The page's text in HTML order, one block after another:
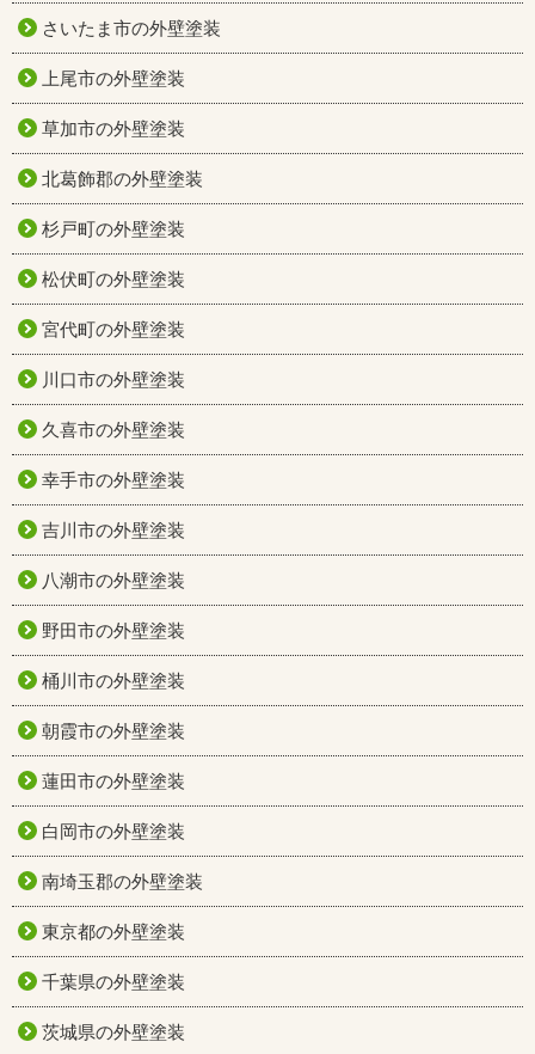
さいたま市の外壁塗装
上尾市の外壁塗装
草加市の外壁塗装
北葛飾郡の外壁塗装
杉戸町の外壁塗装
松伏町の外壁塗装
宮代町の外壁塗装
川口市の外壁塗装
久喜市の外壁塗装
幸手市の外壁塗装
吉川市の外壁塗装
八潮市の外壁塗装
野田市の外壁塗装
桶川市の外壁塗装
朝霞市の外壁塗装
蓮田市の外壁塗装
白岡市の外壁塗装
南埼玉郡の外壁塗装
東京都の外壁塗装
千葉県の外壁塗装
茨城県の外壁塗装